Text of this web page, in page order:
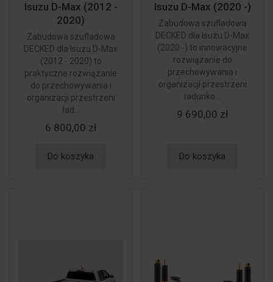
Isuzu D-Max (2012 -
2020)
Zabudowa szufladowa
DECKED dla Isuzu D-Max
(2012 - 2020) to
praktyczne rozwiązanie
do przechowywania i
organizacji przestrzeni
ład...
6 800,00 zł
Do koszyka
Isuzu D-Max (2020 -)
Zabudowa szufladowa
DECKED dla Isuzu D-Max
(2020 -) to innowacyjne
rozwiązanie do
przechowywania i
organizacji przestrzeni
ładunko...
9 690,00 zł
Do koszyka